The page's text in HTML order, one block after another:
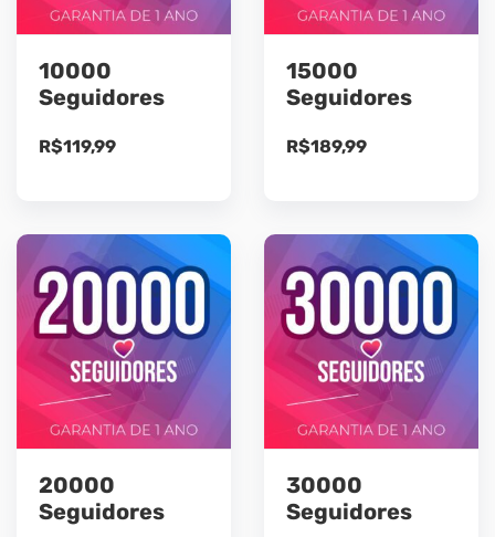
10000
Seguidores
R$119,99
15000
Seguidores
R$189,99
20000
Seguidores
30000
Seguidores